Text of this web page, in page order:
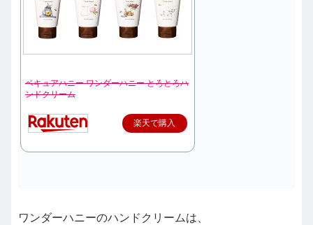
ベキュアハニー ワンダーハニー とろとろハ
ンドクリーム
楽天で購入
ワンダーハニーのハンドクリームは、